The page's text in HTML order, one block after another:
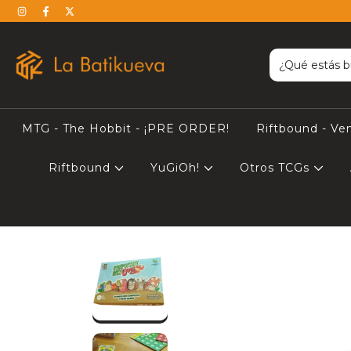
MTG - The Hobbit - ¡PRE ORDER! Riftbound -
Riftbound YuGiOh! Otros TCGs